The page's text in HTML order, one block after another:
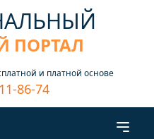
ПОРТАЛ
и платной основе
86-74